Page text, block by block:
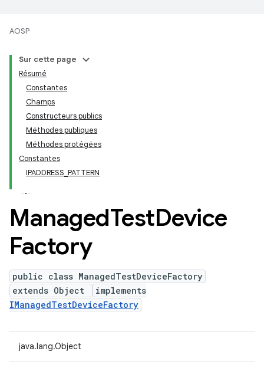
AOSP
Sur cette page
Résumé
Constantes
Champs
Constructeurs publics
Méthodes publiques
Méthodes protégées
Constantes
IPADDRESS_PATTERN
ManagedTestDevice
Factory
public class ManagedTestDeviceFactory
extends Object
implements
IManagedTestDeviceFactory
java.lang.Object